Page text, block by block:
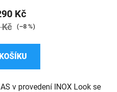
Kč
Kč (–8 %)
v provedení INOX Look se